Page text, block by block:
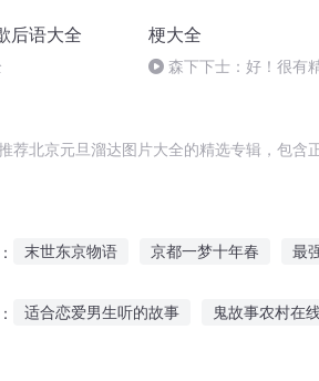
后语大全 梗大全
森下下士：好！很有
荐北京元旦溜达图片大全的精选专辑，包含
末世东京物语 京都一梦十年春 最
适合恋爱男生听的故事 鬼故事农村在